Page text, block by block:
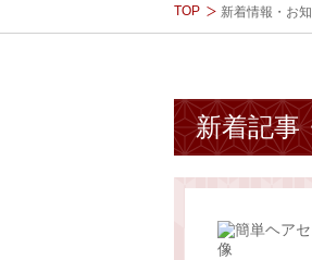
TOP 新着情報・お
新着記事